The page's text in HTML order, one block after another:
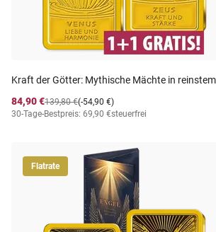
Kraft der Götter: Mythische Mächte in
84,90 €
(-54,90 €)
139,80 €
30-Tage-Bestpreis: 69,90 €steuerfrei
Flatrate